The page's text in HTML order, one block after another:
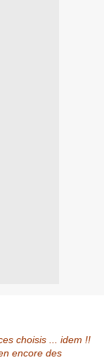
choisis ... idem !!
encore des